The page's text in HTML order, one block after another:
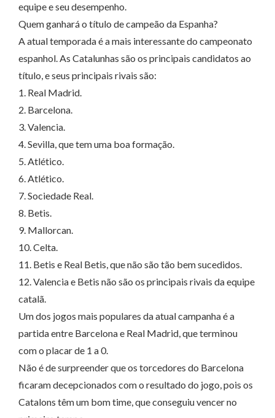
equipe e seu desempenho.
Quem ganhará o título de campeão da Espanha?
A atual temporada é a mais interessante do campeonato
espanhol. As Catalunhas são os principais candidatos ao
título, e seus principais rivais são:
1. Real Madrid.
2. Barcelona.
3. Valencia.
4. Sevilla, que tem uma boa formação.
5. Atlético.
6. Atlético.
7. Sociedade Real.
8. Betis.
9. Mallorcan.
10. Celta.
11. Betis e Real Betis, que não são tão bem sucedidos.
12. Valencia e Betis não são os principais rivais da equipe
catalã.
Um dos jogos mais populares da atual campanha é a
partida entre Barcelona e Real Madrid, que terminou
com o placar de 1 a 0.
Não é de surpreender que os torcedores do Barcelona
ficaram decepcionados com o resultado do jogo, pois os
Catalons têm um bom time, que conseguiu vencer no